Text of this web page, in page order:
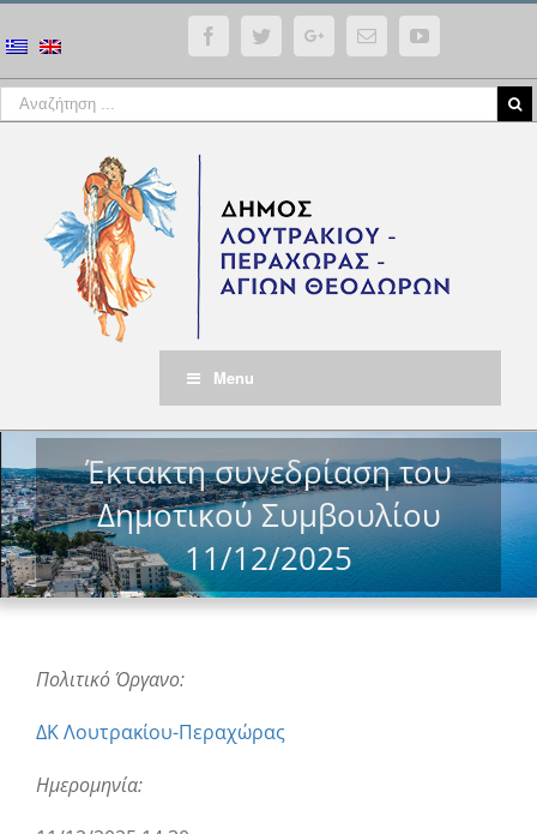
FacebookTwitterGoogle+Email YouTube
Menu
Έκτακτη συνεδρίαση του
Δημοτικού Συμβουλίου
11/12/2025
Πολιτικό Όργανο:
ΔΚ Λουτρακίου-Περαχώρας
Ημερομηνία: